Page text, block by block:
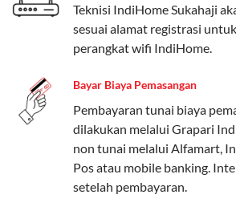
Salah satu fitur unggulan Telkomsel
Kuota Keluarga. Dengan kuota
bisa membagikan internet kepada
atau teman tanpa perlu khawatir
Berikut adalah detailnya:
Kuota Keluarga 30 GB
Kuota ini dapat digunakan secara
Admin (pelanggan utama) dan
Teknisi IndiHome Sukahaji
sesuai alamat registrasi
perangkat wifi IndiHome.
Bayar Biaya Pemasangan
Pembayaran tunai biaya
dilakukan melalui Grapari
non tunai melalui Alfamart,
Pos atau mobile banking.
setelah pembayaran.